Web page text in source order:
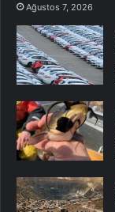
Ağustos 7, 2026